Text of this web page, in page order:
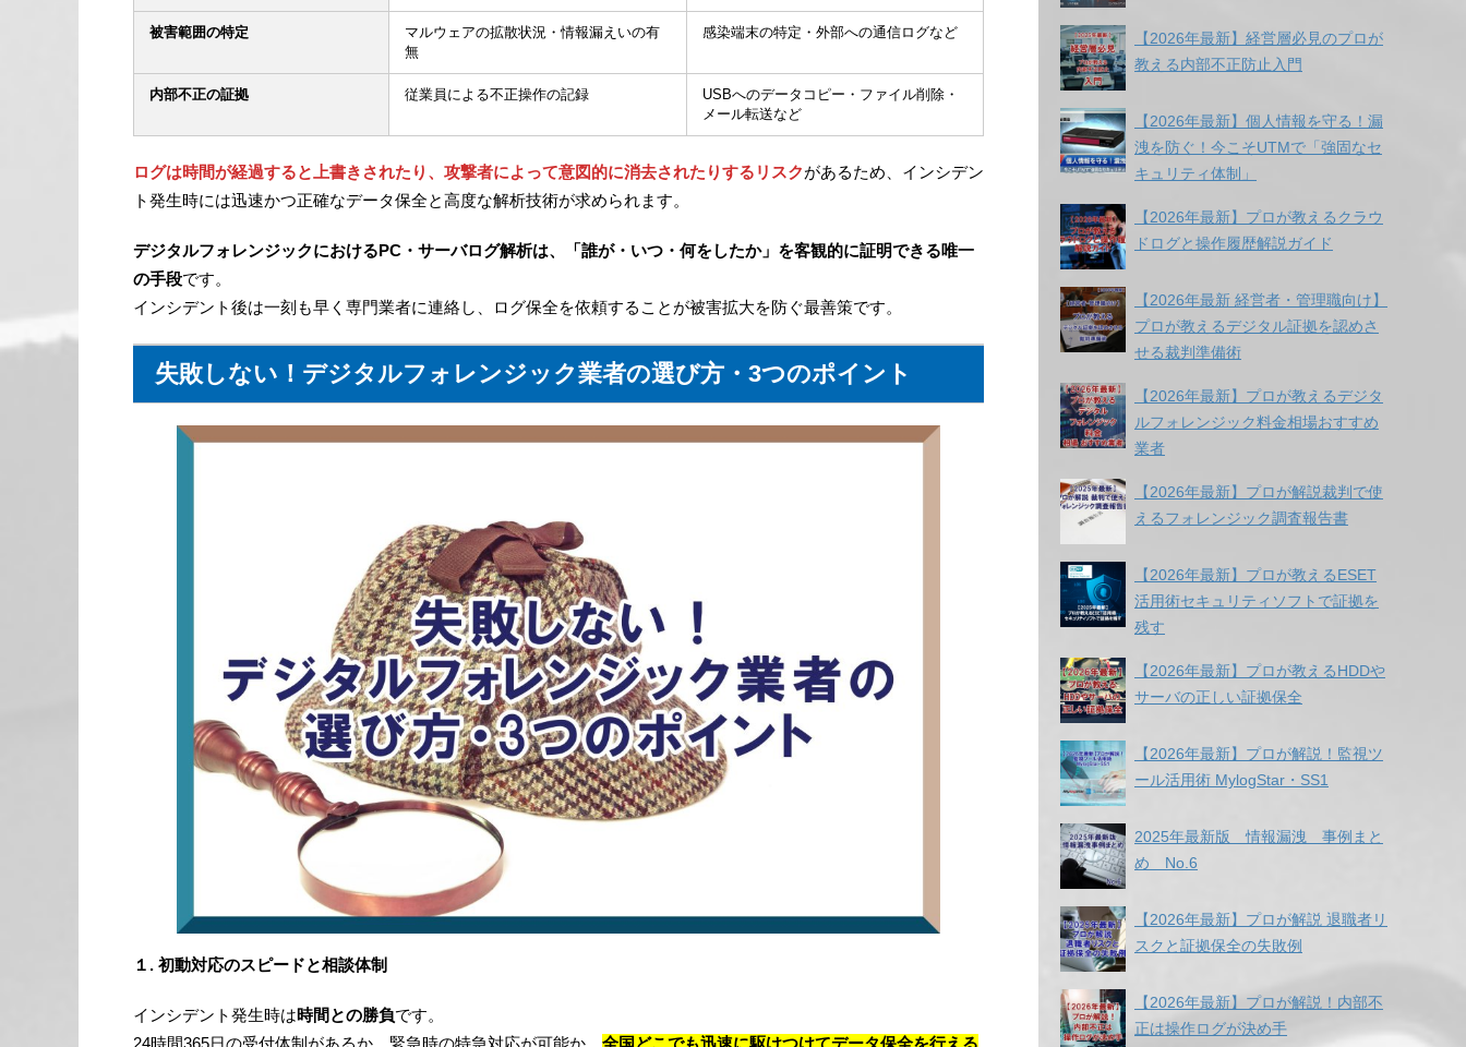
被害範囲の特定
マルウェアの拡散状況・情報漏えいの有
無
感染端末の特定・外部への通信ログなど
内部不正の証拠 従業員による不正操作の記録
USBへのデータコピー・ファイル削除・
メール転送など
ログは時間が経過すると上書きされたり、攻撃者によって意図的に消去されたりするリスクがあるため、インシデン
ト発生時には迅速かつ正確なデータ保全と高度な解析技術が求められます。
デジタルフォレンジックにおけるPC・サーバログ解析は、「誰が・いつ・何をしたか」を客観的に証明できる唯一
の手段です。
インシデント後は一刻も早く専門業者に連絡し、ログ保全を依頼することが被害拡大を防ぐ最善策です。
失敗しない！デジタルフォレンジック業者の選び方・3つのポイント
１. 初動対応のスピードと相談体制
インシデント発生時は時間との勝負です。
【2026年最新】経営層必見のプロが
教える内部不正防止入門
【2026年最新】個人情報を守る！漏
洩を防ぐ！今こそUTMで「強固なセ
キュリティ体制」
【2026年最新】プロが教えるクラウ
ドログと操作履歴解説ガイド
【2026年最新 経営者・管理職向け】
プロが教えるデジタル証拠を認めさ
せる裁判準備術
【2026年最新】プロが教えるデジタ
ルフォレンジック料金相場おすすめ
業者
【2026年最新】プロが解説裁判で使
えるフォレンジック調査報告書
【2026年最新】プロが教えるESET
活用術セキュリティソフトで証拠を
残す
【2026年最新】プロが教えるHDDや
サーバの正しい証拠保全
【2026年最新】プロが解説！監視ツ
ール活用術 MylogStar・SS1
2025年最新版 情報漏洩 事例まと
め No.6
【2026年最新】プロが解説 退職者リ
スクと証拠保全の失敗例
【2026年最新】プロが解説！内部不
正は操作ログが決め手